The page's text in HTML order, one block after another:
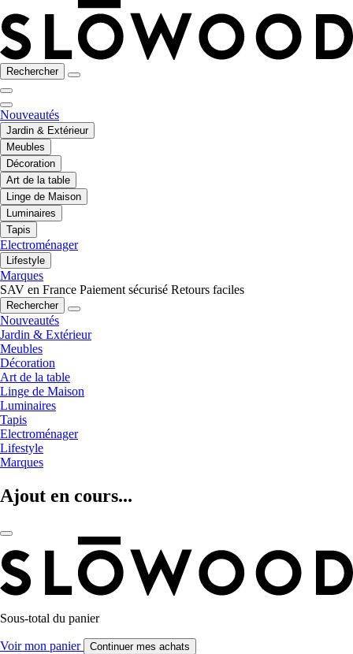
Rechercher
Nouveautés
Jardin & Extérieur
Meubles
Décoration
Art de la table
Linge de Maison
Luminaires
Tapis
Electroménager
Lifestyle
Marques
SAV en France Paiement sécurisé Retours faciles
Rechercher
Nouveautés
Jardin & Extérieur
Meubles
Décoration
Art de la table
Linge de Maison
Luminaires
Tapis
Electroménager
Lifestyle
Marques
Ajout en cours...
Sous-total du panier
Voir mon panier Continuer mes achats